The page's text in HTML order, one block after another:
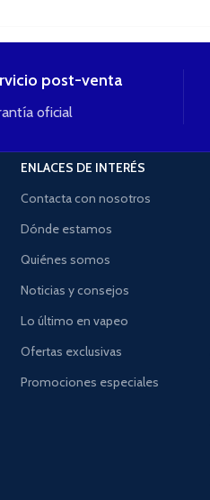
post-venta
oficial
ENLACES DE INTERÉS
Contacta con nosotros
Dónde estamos
Quiénes somos
Noticias y consejos
Lo último en vapeo
Ofertas exclusivas
Promociones especiales